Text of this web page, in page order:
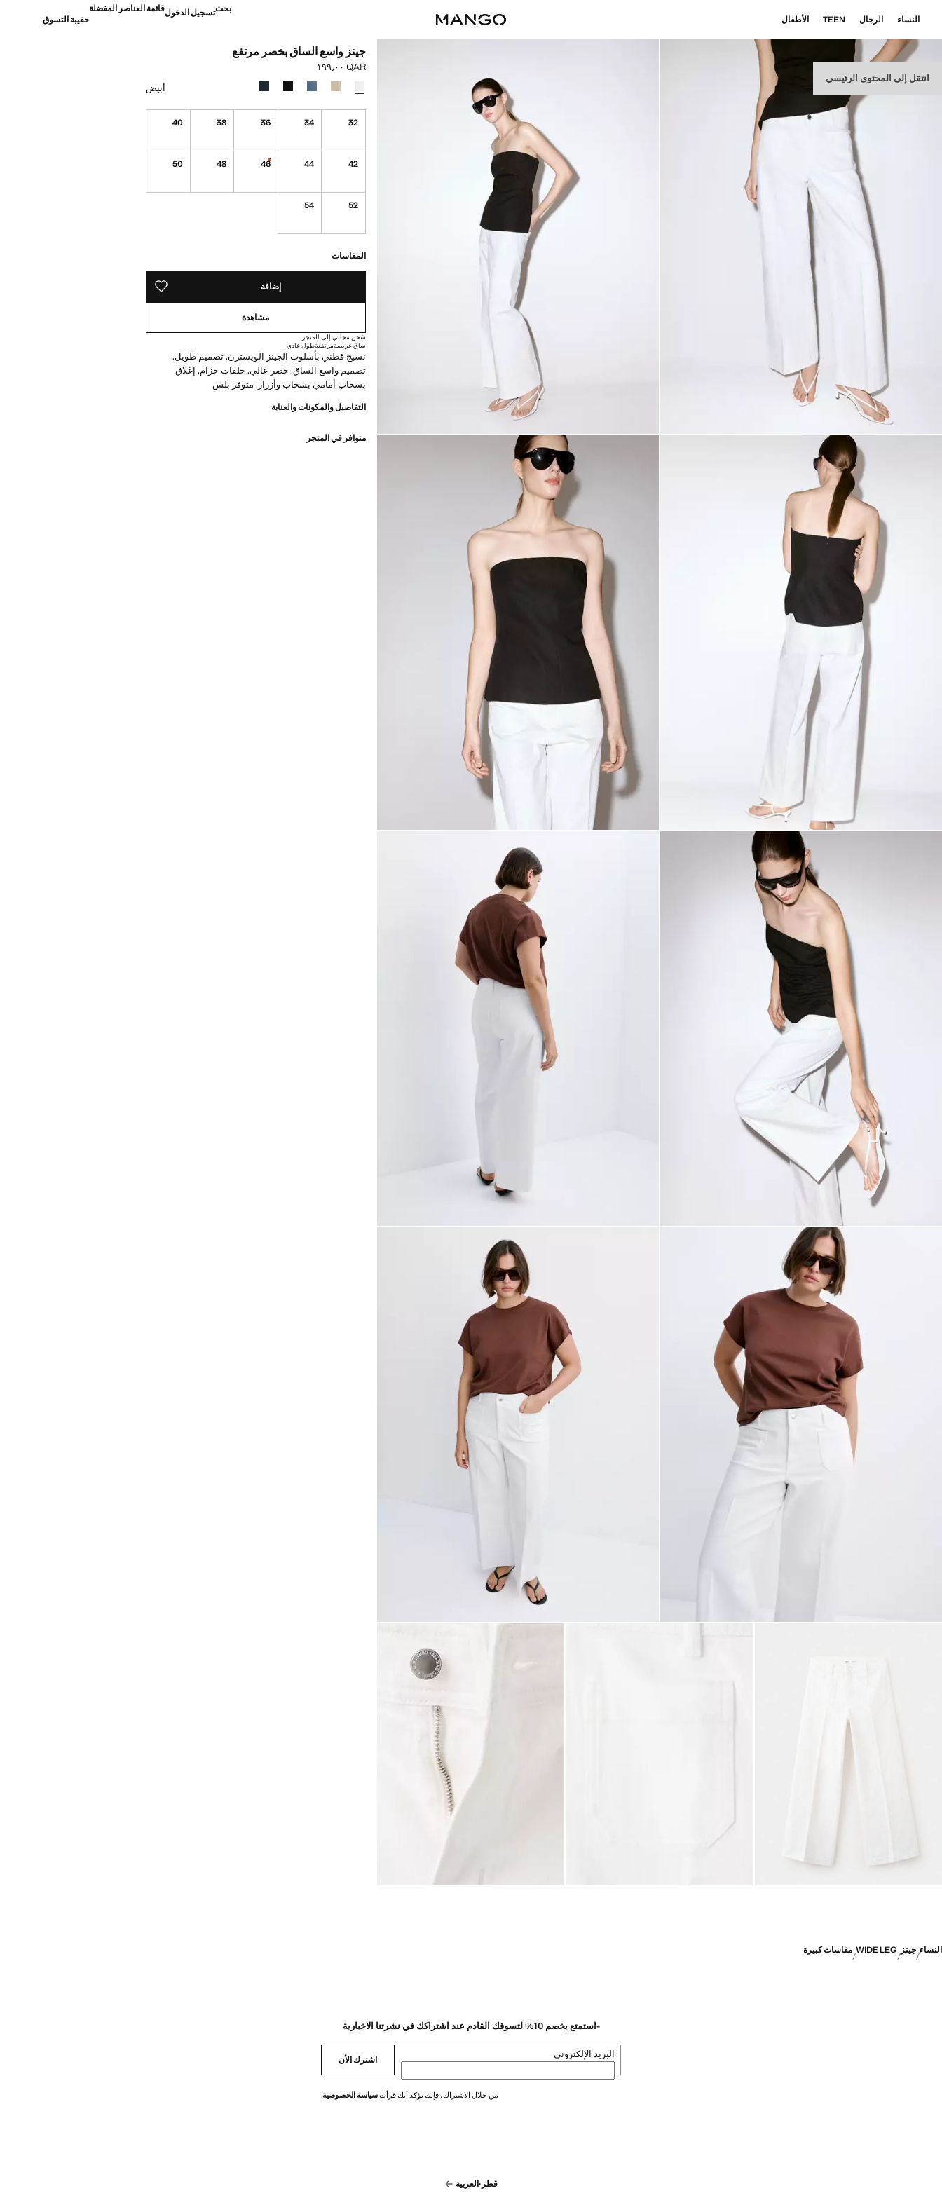
انتقل إلى المحتوى الرئيسي
النساء الرجال TEEN الأطفال
بحثتسجيل الدخولقائمة العناصر المفضلة
حقيبة التسوق
جينز واسع الساق بخصر مرتفع
السعر الحالي [QAR ١٩٩٫٠٠ ]
QAR ١٩٩٫٠٠
حدد اللون
أبيض
32
34
36
38
40
42
44
46
القطع الأخيرة!
48
50
52
54
المقاسات
إضافة حفظه في قائمة منتجاتك المفضلة
مشاهدة
شحن مجاني إلى المتجر
ساق عريضةمرتفعةطول عادي
نسيج قطني بأسلوب الجينز الويسترن. تصميم طويل.
تصميم واسع الساق. خصر عالي. حلقات حزام. إغلاق
بسحاب أمامي بسحاب وأزرار. متوفر بلس
التفاصيل والمكونات والعناية
متوافر في المتجر
النساء جينز WIDE LEG مقاسات كبيرة
-استمتع بخصم 10% لتسوقك القادم عند اشتراكك في نشرتنا الاخبارية
البريد الإلكتروني اشترك الأن
من خلال الاشتراك، فإنك تؤكد أنك قرأتسياسة الخصوصية.
قطر·العربية